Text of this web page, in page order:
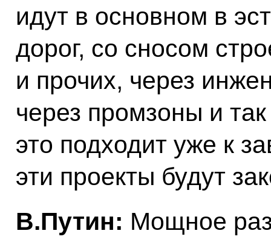
идут в основном в
дорог, со сносом
и прочих, через
через промзоны и
это подходит уже к
эти проекты будут
В.Путин: Мощное